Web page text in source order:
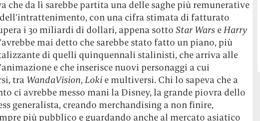
che da lì sarebbe partita una delle saghe più remunerative
con una cifra stimata di fatturato
i 30 miliardi di dollari, appena sotto Star Wars eHarry
mai detto che sarebbe stato fatto un piano, più
di quelli quinquennali stalinisti, che arriva alle
e che inserisce nuovi personaggi a cui
tra WandaVision, Lokie multiversi. Chi lo sapeva che a
ci avrebbe messo mani la Disney, la grande piovra dello
generalista, creando merchandising a non finire,
più pubblico e guardando anche al mercato asiatico